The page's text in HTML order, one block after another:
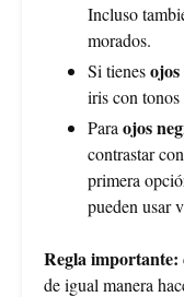
Incluso
morados.
Si tienesojos
iris con
Para ojos
contrastar
primera
pueden usar
Regla importante:
de igual manera